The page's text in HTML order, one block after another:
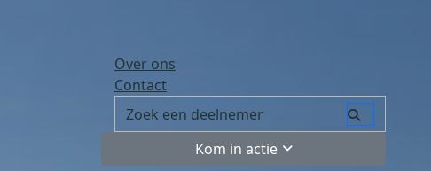
Over ons
Contact
Kom in actie